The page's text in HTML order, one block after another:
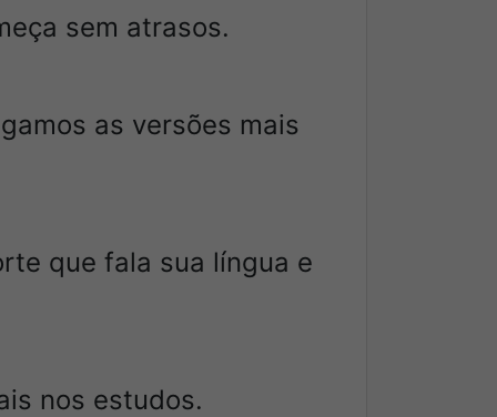
sem atrasos.
as versões mais
que fala sua língua e
nos estudos.